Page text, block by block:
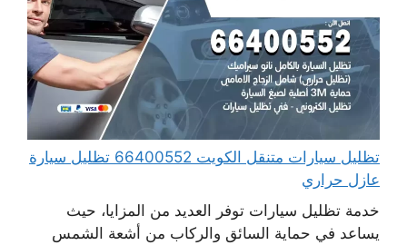
تظليل سيارات متنقل الكويت 66400552 تظليل سيارة
عازل حراري
خدمة تظليل سيارات توفر العديد من المزايا، حيث
يساعد في حماية السائق والركاب من أشعة الشمس